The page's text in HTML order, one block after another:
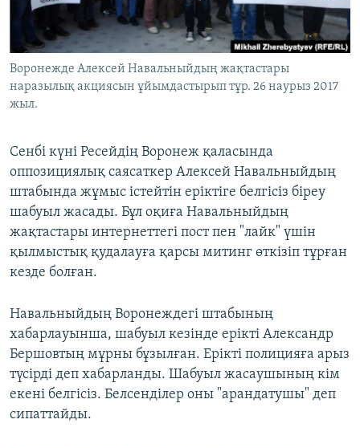
Басқа тілдерде
Воронежде Алексей Навальныйдың жақтастары
наразылық акциясын ұйымдастырып тұр. 26 наурыз 2017
жыл.
Сенбі күні Ресейдің Воронеж қаласында
оппозициялық саясаткер Алексей Навальныйдың
штабында жұмыс істейтін еріктіге белгісіз біреу
шабуыл жасады. Бұл оқиға Навальныйдың
жақтастары интернеттегі пост пен "лайк" үшін
қылмыстық қудалауға қарсы митинг өткізіп тұрған
кезде болған.
Навальныйдың Воронеждегі штабының
хабарлауынша, шабуыл кезінде ерікті Александр
Бершовтың мұрны бұзылған. Ерікті полицияға арыз
түсірді деп хабарланды. Шабуыл жасаушының кім
екені белгісіз. Белсенділер оны "арандатушы" деп
сипаттайды.